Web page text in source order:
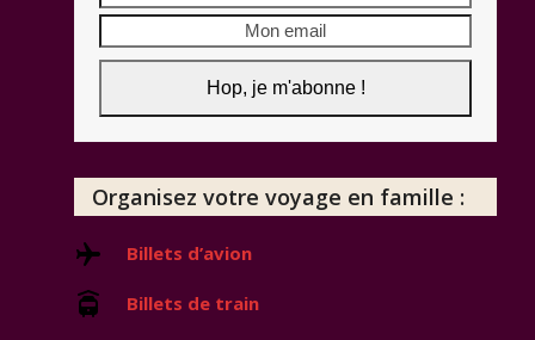
email
Hop, je m'abonne !
Organisez votre voyage en famille :
Billets d’avion
Billets de train